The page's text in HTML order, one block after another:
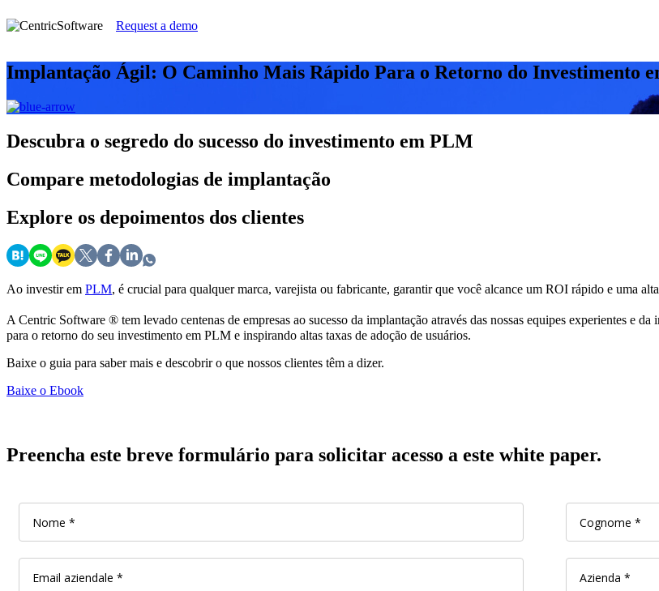
Request a demo
Implantação Ágil: O Caminho Mais Rápido Para o Retorno do Investimento
Descubra o segredo do sucesso do investimento em PLM
Compare metodologias de implantação
Explore os depoimentos dos clientes
Ao investir em PLM, é crucial para qualquer marca, varejista ou fabricante, garantir que você alcance um ROI rápido e uma
A Centric Software ® tem levado centenas de empresas ao sucesso da implantação através das nossas equipes experientes e
para o retorno do seu investimento em PLM e inspirando altas taxas de adoção de usuários.
Baixe o guia para saber mais e descobrir o que nossos clientes têm a dizer.
Baixe o Ebook
Preencha este breve formulário para solicitar acesso a este white paper.